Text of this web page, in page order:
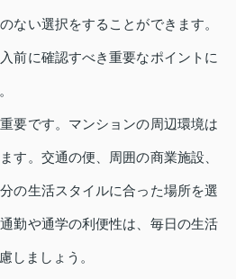
ない選択をすることができます。
前に確認すべき重要なポイントに
要です。マンションの周辺環境は
す。交通の便、周囲の商業施設、
の生活スタイルに合った場所を選
勤や通学の利便性は、毎日の生活
しましょう。